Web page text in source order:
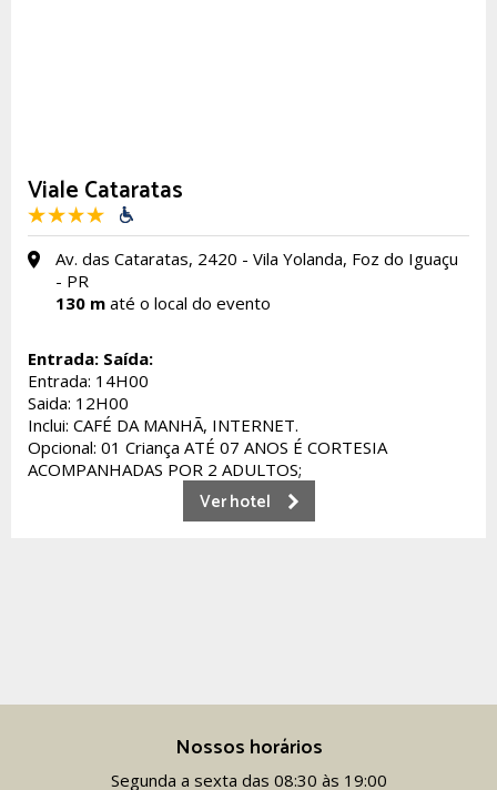
Viale Cataratas
Av. das Cataratas, 2420 - Vila Yolanda, Foz do Iguaçu
- PR
130 m até o local do evento
Entrada: Saída:
Entrada: 14H00
Saida: 12H00
Inclui: CAFÉ DA MANHÃ, INTERNET.
Opcional: 01 Criança ATÉ 07 ANOS É CORTESIA
ACOMPANHADAS POR 2 ADULTOS;
Ver hotel
Nossos horários
Segunda a sexta das 08:30 às 19:00